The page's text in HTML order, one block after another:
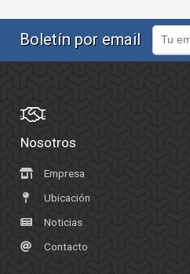
Boletín por email
Nosotros
Empresa
Ubicación
Noticias
Contacto